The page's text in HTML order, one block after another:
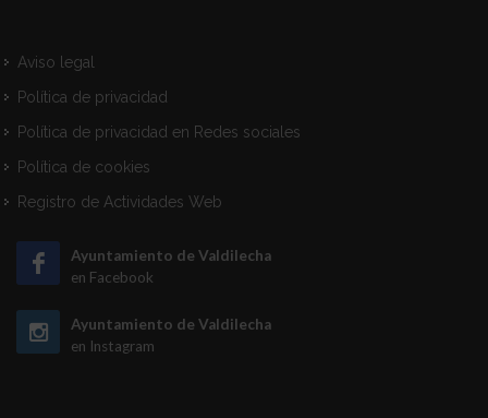
Aviso legal
Política de privacidad
Política de privacidad en Redes sociales
Política de cookies
Registro de Actividades Web
Ayuntamiento de Valdilecha
en Facebook
Ayuntamiento de Valdilecha
en Instagram